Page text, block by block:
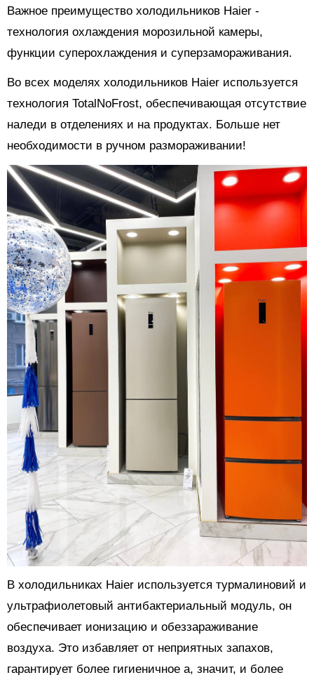
Важное преимущество холодильников Haier -
технология охлаждения морозильной камеры,
функции суперохлаждения и суперзамораживания.
Во всех моделях холодильников Haier используется
технология TotalNoFrost, обеспечивающая отсутствие
наледи в отделениях и на продуктах. Больше нет
необходимости в ручном размораживании!
В холодильниках Haier используется турмалиновий и
ультрафиолетовый антибактериальный модуль, он
обеспечивает ионизацию и обеззараживание
воздуха. Это избавляет от неприятных запахов,
гарантирует более гигиеничное а, значит, и более